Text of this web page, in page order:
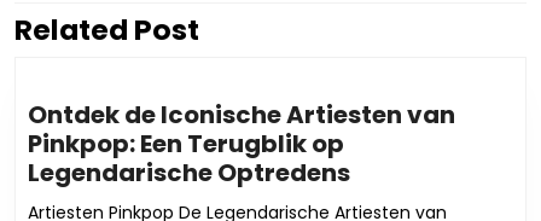
Vorig
Related Post
Ontdek de Iconische Artiesten van
Pinkpop: Een Terugblik op
Legendarische OptredensOntdek
de
Artiesten Pinkpop De Legendarische Artiesten van